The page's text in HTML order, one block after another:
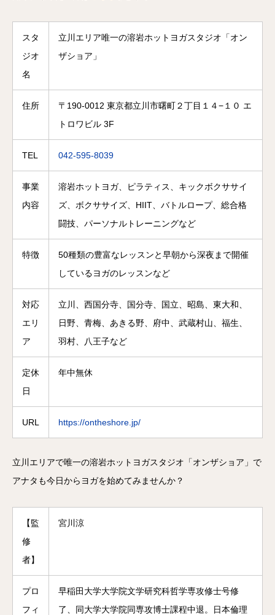
スタ
ジオ
名
立川エリア唯一の溶岩ホットヨガスタジオ「オン
ザショア」
住所
〒190-0012 東京都立川市曙町２丁目１４−１０ エ
トロワビル 3F
TEL 042-595-8039
事業
内容
溶岩ホットヨガ、ピラティス、キックボクササイ
ズ、ボクササイズ、HIIT、バトルロープ、総合格
闘技、パーソナルトレーニングなど
特徴
50種類の豊富なレッスンと早朝から深夜まで開催
しているヨガのレッスンなど
対応
エリ
ア
立川、西国分寺、国分寺、国立、昭島、東大和、
日野、青梅、あきる野、府中、武蔵村山、福生、
羽村、八王子など
定休
日
年中無休
URL https://ontheshore.jp/
立川エリアで唯一の溶岩ホットヨガスタジオ「オンザショア」で
アナタも今日からヨガを始めてみませんか？
【監
修
者】
宮川涼
プロ
フィ
早稲田大学大学院文学研究科哲学専攻修士号修
了、同大学大学院同専攻博士課程中退。日本倫理